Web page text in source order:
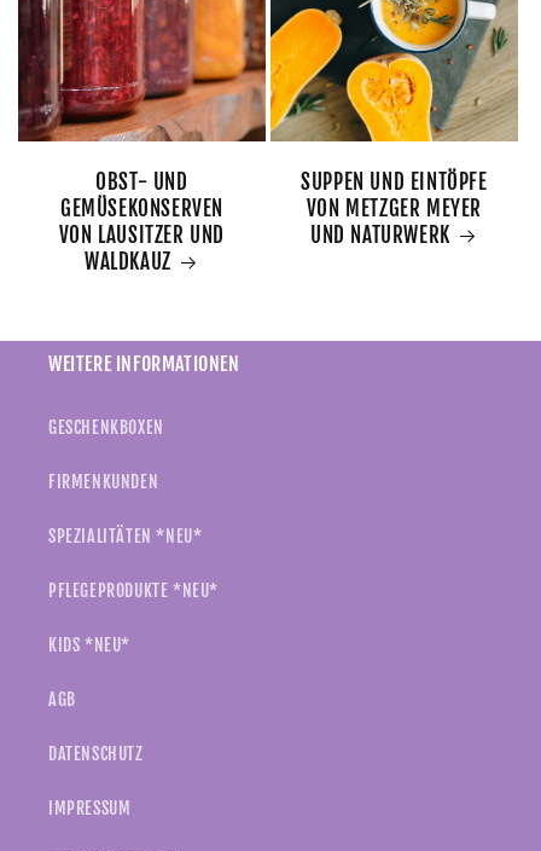
OBST- UND
GEMÜSEKONSERVEN
VON LAUSITZER UND
WALDKAUZ
SUPPEN UND EINTÖPFE
VON METZGER MEYER
UND NATURWERK
WEITERE INFORMATIONEN
GESCHENKBOXEN
FIRMENKUNDEN
SPEZIALITÄTEN *NEU*
PFLEGEPRODUKTE *NEU*
KIDS *NEU*
AGB
DATENSCHUTZ
IMPRESSUM